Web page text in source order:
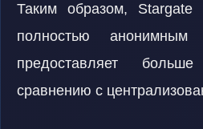
Таким образом, Stargate
полностью анонимным
предоставляет
сравнению с